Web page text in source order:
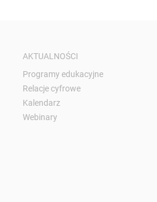
AKTUALNOŚCI
Programy edukacyjne
Relacje cyfrowe
Kalendarz
Webinary